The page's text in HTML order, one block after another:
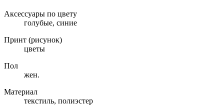
Аксессуары по цвету
голубые, синие
Принт (рисунок)
цветы
Пол
жен.
Материал
текстиль, полиэстер